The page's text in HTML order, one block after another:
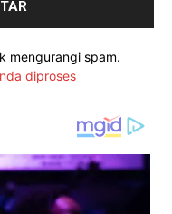
mengurangi spam.
diproses